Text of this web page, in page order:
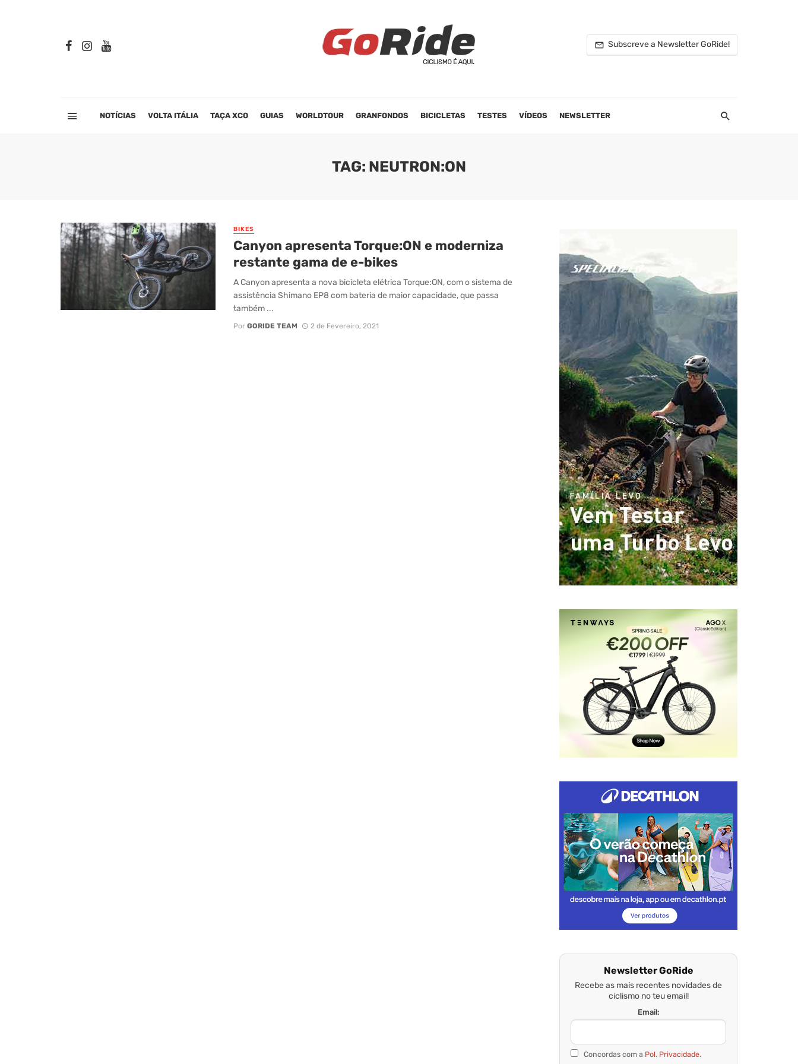
Subscreve a Newsletter GoRide!
NOTÍCIAS VOLTA ITÁLIA TAÇA XCO GUIAS WORLDTOUR GRANFONDOS BICICLETAS TESTES VÍDEOS NEWSLETTER
TAG: NEUTRON:ON
BIKES
Canyon apresenta Torque:ON e moderniza
restante gama de e-bikes
A Canyon apresenta a nova bicicleta elétrica Torque:ON, com o sistema de
assistência Shimano EP8 com bateria de maior capacidade, que passa
também ...
Por GORIDE TEAM 2 de Fevereiro, 2021
Newsletter GoRide
Recebe as mais recentes novidades de
ciclismo no teu email!
Email:
Concordas com a Pol. Privacidade.